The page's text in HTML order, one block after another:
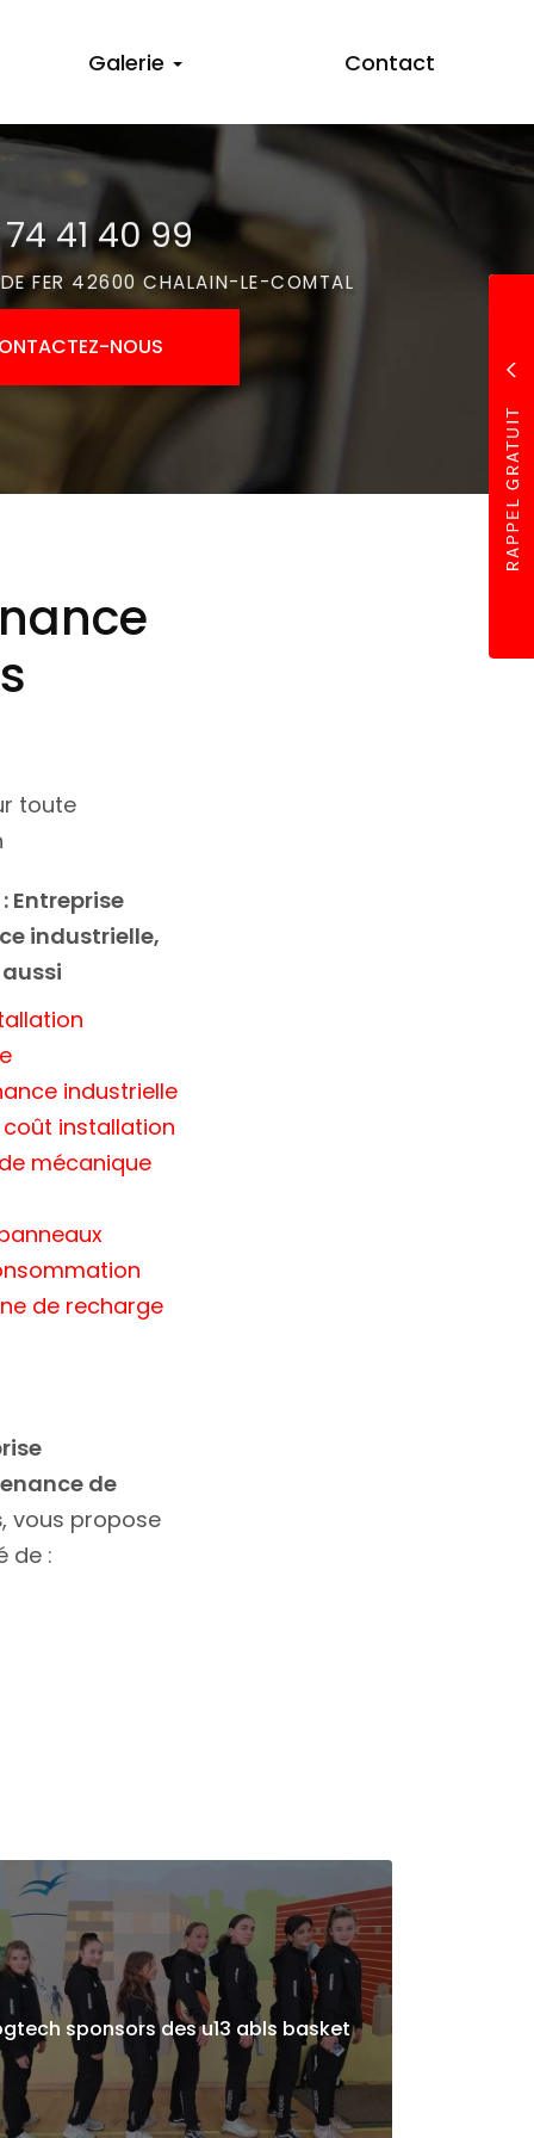
Galerie Contact
41 40 99
FER 42600 CHALAIN-LE-COMTAL
NOUS
toute
Entreprise
industrielle,
industrielle
installation
mécanique
de recharge
de
, vous propose
de :
sponsors des u13 abls basket